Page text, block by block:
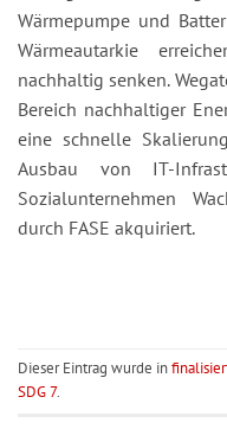
Wärmepumpe und
Wärmeautarkie
nachhaltig senken.
Bereich nachhaltiger
eine schnelle
Ausbau von IT-
Sozialunternehmen
durch FASE akquiriert.
Dieser Eintrag wurde in
SDG 7.